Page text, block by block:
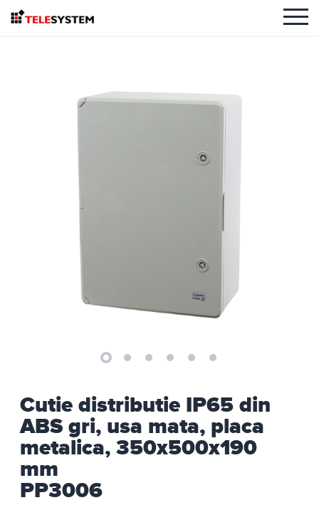
Cutie distributie IP65 din
ABS gri, usa mata, placa
metalica, 350x500x190
mm
PP3006